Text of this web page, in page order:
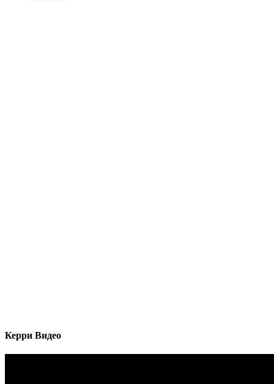
Керри Видео